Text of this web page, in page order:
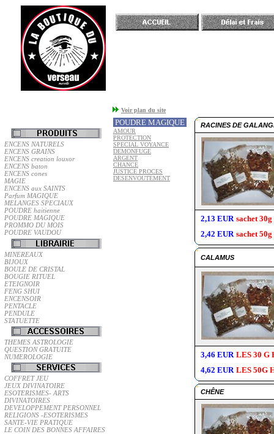
ENCENS NATURELS
ENCENS GRAINS
ENCENS creation louxor
ENCENS baton
ENCENS cones
MAGIE
ENCENS aux SAINTS
Parfum MAGIQUE
MELANGES SPECIAUX
POUDRE haitienne
POUDRE MAGIQUE
PROMMO DU MOIS
POUDRE VAUDOU
MINEREAUX
BIJOUX
BOULE DE CRISTAL
BOUGIE RITUEL
ETEIGNOIR
FENG SHUI
ENCENSOIR
PENTACLE
PENDULE
STATUETTE
THEMES ASTROLOGIE
QUESTION GRATUITE
NUMEROLOGIE
COFFRET JEU
JEUX DIVINATOIRE
ESOTERISMES- ARTS
DIVINATOIRES
DEVELOPPEMENT PERSONNEL
RELIGIONS -ESOTERISMES
SANTE-VIE PRATIQUE
LE COIN DES BONNES AFFAIRES
Voir plan du site
POUDRE MAGIQUE
AMOUR
PROTECTION
SPECIAL VOYANCE
DEMONFUGE
ARGENT
CHANCE
JUSTICE PROCES
DESENVOUTEMENT
RACINES DE
2,13 EUR sachet
2,42 EUR sachet
CALAMUS
3,46 EUR LES 30 G
4,62 EUR LES 50G
CHÊNE